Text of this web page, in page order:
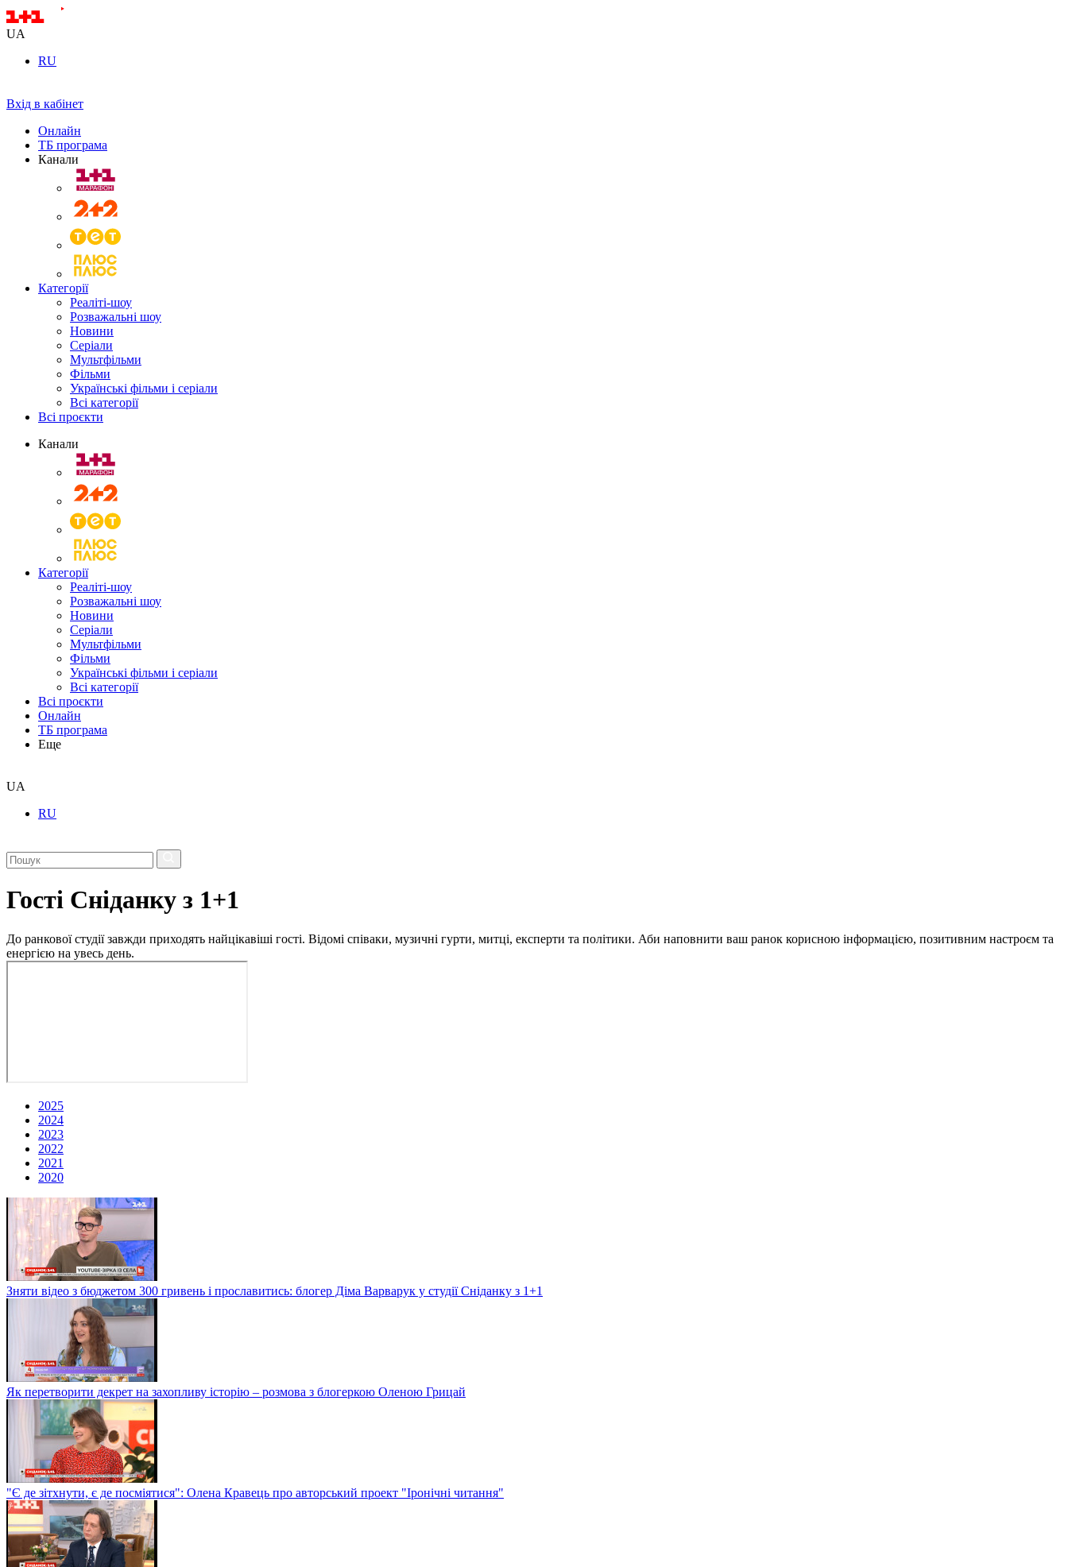
UA
RU
Вхід в кабінет
Онлайн
ТБ програма
Канали
Категорії
Реаліті-шоу
Розважальні шоу
Новини
Серіали
Мультфільми
Фільми
Українські фільми і серіали
Всі категорії
Всі проєкти
Канали
Категорії
Реаліті-шоу
Розважальні шоу
Новини
Серіали
Мультфільми
Фільми
Українські фільми і серіали
Всі категорії
Всі проєкти
Онлайн
ТБ програма
Еще
UA
RU
Гості Сніданку з 1+1
До ранкової студії завжди приходять найцікавіші гості. Відомі співаки, музичні гурти, митці, експерти та політики. Аби наповнити ваш ранок корисною інформацією, позитивним настроєм та
енергією на увесь день.
2025
2024
2023
2022
2021
2020
Зняти відео з бюджетом 300 гривень і прославитись: блогер Діма Варварук у студії Сніданку з 1+1
Як перетворити декрет на захопливу історію – розмова з блогеркою Оленою Грицай
"Є де зітхнути, є де посміятися": Олена Кравець про авторський проект "Іронічні читання"